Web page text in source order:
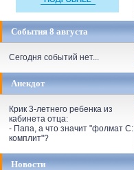
События 8 августа
Сегодня событий нет...
Анекдот
Крик 3-летнего ребенка из
кабинета отца:
- Папа, а что значит "фолмат С:
комплит"?
Новости